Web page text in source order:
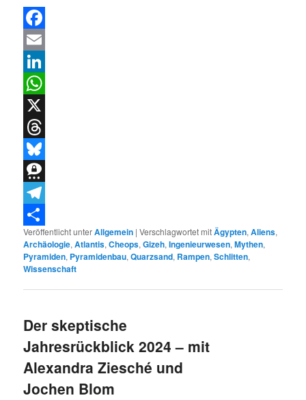
Facebook
Email
LinkedIn
WhatsApp
X
Threads
Bluesky
Threema
Telegram
Teilen
Veröffentlicht unterAllgemein |Verschlagwortet mitÄgypten,Aliens,
Archäologie,Atlantis,Cheops,Gizeh,Ingenieurwesen,Mythen,
Pyramiden, Pyramidenbau,Quarzsand, Rampen,Schlitten,
Wissenschaft
Der skeptische
Jahresrückblick 2024 – mit
Alexandra Ziesché und
Jochen Blom